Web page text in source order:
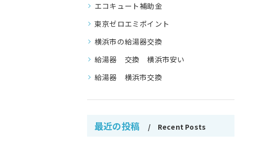
エコキュート補助金
東京ゼロエミポイント
横浜市の給湯器交換
給湯器 交換 横浜市安い
給湯器 横浜市交換
最近の投稿 Recent Posts